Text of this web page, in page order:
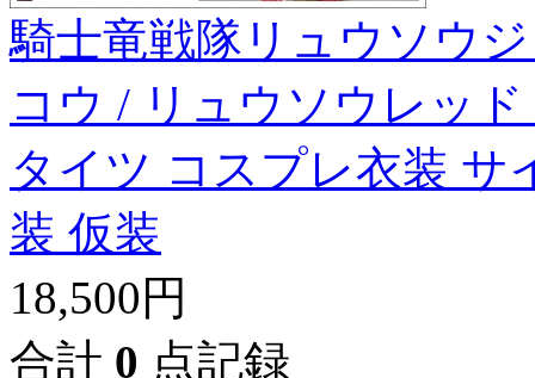
騎士竜戦隊リュウソウ
コウ / リュウソウレッ
タイツ コスプレ衣装
装 仮装
18,500円
合計 0 点記録